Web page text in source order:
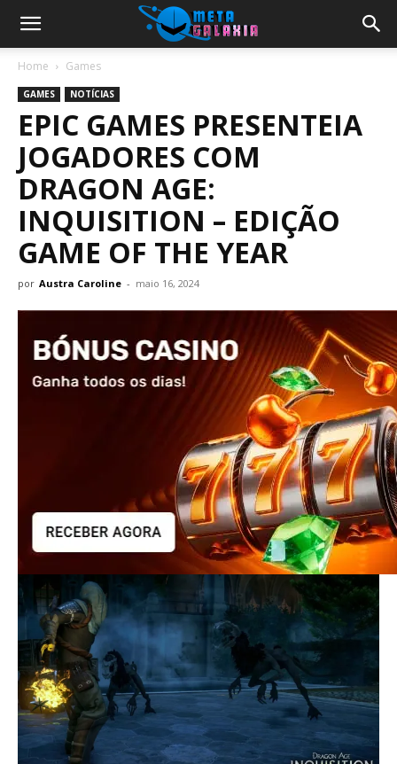
Home Games
GAMES NOTÍCIAS
EPIC GAMES PRESENTEIA
JOGADORES COM
DRAGON AGE:
INQUISITION – EDIÇÃO
GAME OF THE YEAR
por Austra Caroline - maio 16, 2024